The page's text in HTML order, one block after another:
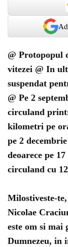
@ Protopopul
vitezei @ In
suspendat
@ Pe 2
circuland
kilometri pe
pe 2
deoarece pe
circuland cu
Milostiveste-
Nicolae
este om si mai
Dumnezeu, in